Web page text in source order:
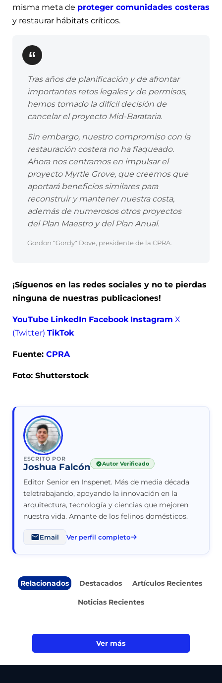
misma meta de proteger comunidades costeras
y restaurar hábitats críticos.
Tras años de planificación y de afrontar
importantes retos legales y de permisos,
hemos tomado la difícil decisión de
cancelar el proyecto Mid-Barataria.
Sin embargo, nuestro compromiso con la
restauración costera no ha flaqueado.
Ahora nos centramos en impulsar el
proyecto Myrtle Grove, que creemos que
aportará beneficios similares para
reconstruir y mantener nuestra costa,
además de numerosos otros proyectos
del Plan Maestro y del Plan Anual.
Gordon “Gordy” Dove, presidente de la CPRA.
¡Síguenos en las redes sociales y no te pierdas
ninguna de nuestras publicaciones!
YouTube LinkedIn Facebook Instagram X
(Twitter) TikTok
Fuente: CPRA
Foto: Shutterstock
ESCRITO POR
Joshua Falcón Autor Verificado
Editor Senior en Inspenet. Más de media década
teletrabajando, apoyando la innovación en la
arquitectura, tecnología y ciencias que mejoren
nuestra vida. Amante de los felinos domésticos.
Email Ver perfil completo
Relacionados Destacados Artículos Recientes
Noticias Recientes
Ver más